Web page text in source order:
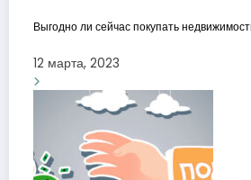
Выгодно ли сейчас покупать
12 марта, 2023